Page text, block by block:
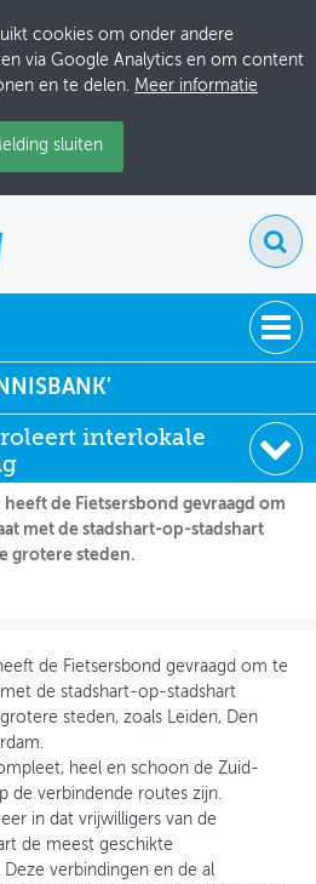
cookies om onder andere
via Google Analytics en om content
en te delen. Meer informatie
sluiten
interlokale
de Fietsersbond gevraagd om
met de stadshart-op-stadshart
grotere steden.
de Fietsersbond gevraagd om te
de stadshart-op-stadshart
steden, zoals Leiden, Den
heel en schoon de Zuid-
de verbindende routes zijn.
in dat vrijwilligers van de
de meest geschikte
verbindingen en de al